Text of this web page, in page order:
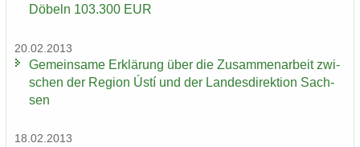
Dö­beln 103.300 EUR
20.02.2013
Ge­mein­sa­me Er­klä­rung über die Zu­sam­men­ar­beit zwi­
schen der Re­gi­on Ústí und der Lan­des­di­rek­ti­on Sach­
sen
18.02.2013